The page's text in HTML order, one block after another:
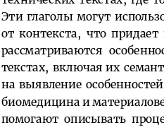
рассматриваются